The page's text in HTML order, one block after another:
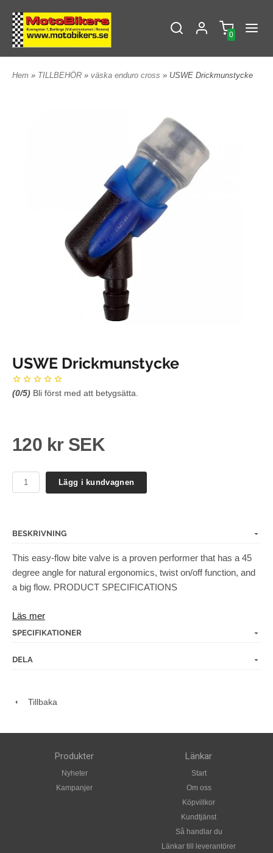
0
Hem » TILLBEHÖR » väska enduro cross » USWE Drickmunstycke
USWE Drickmunstycke
(0/5) Bli först med att betygsätta.
120 kr SEK
Lägg i kundvagnen
BESKRIVNING
This easy-flow bite valve is a proven performer that has a 45
degree angle for natural ergonomics, twist on/off function, and
a big flow. PRODUCT SPECIFICATIONS
45 degree angle Winged twist-lock shut-off
Läs mer
SPECIFIKATIONER
DELA
Tillbaka
Produkter
Nyheter
Kampanjer
Länkar
Start
Om oss
Köpvillkor
Kundtjänst
Så handlar du
Länkar till leverantörer